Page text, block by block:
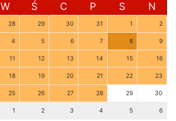
W Ś C P S N
28 29 30 31 1 2
4 5 6 7 8 9
11 12 13 14 15 16
18 19 20 21 22 23
25 26 27 28 29 30
1 2 3 4 5 6